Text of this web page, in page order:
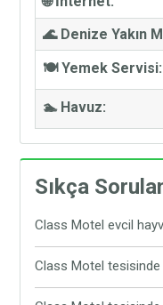
🌊 Denize Yakın
🍽️ Yemek Servisi:
🏊 Havuz:
Sıkça
Class Motel evcil
Maalesef, Class
etmemektedir. Evcil
Class Motel
Evet, Class Motel